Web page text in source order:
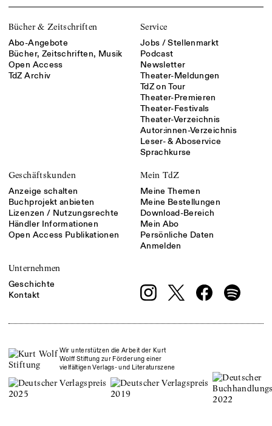
Bücher & Zeitschriften
Abo-Angebote
Bücher, Zeitschriften, Musik
Open Access
TdZ Archiv
Service
Jobs / Stellenmarkt
Podcast
Newsletter
Theater-Meldungen
TdZ on Tour
Theater-Premieren
Theater-Festivals
Theater-Verzeichnis
Autor:innen-Verzeichnis
Leser- & Aboservice
Sprachkurse
Geschäftskunden
Anzeige schalten
Buchprojekt anbieten
Lizenzen / Nutzungsrechte
Händler Informationen
Open Access Publikationen
Mein TdZ
Meine Themen
Meine Bestellungen
Download-Bereich
Mein Abo
Persönliche Daten
Anmelden
Unternehmen
Geschichte
Kontakt
Wir unterstützen die Arbeit der Kurt
Wolff Stiftung zur Förderung einer
vielfältigen Verlags- und Literaturszene